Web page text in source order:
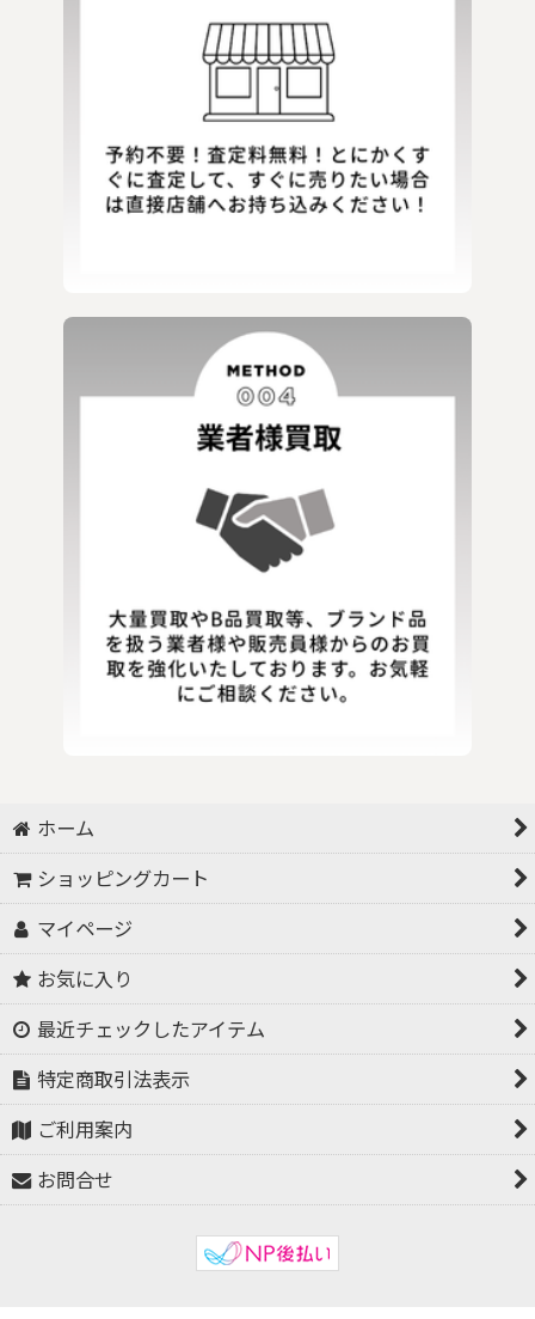
ホーム
ショッピングカート
マイページ
お気に入り
最近チェックしたアイテム
特定商取引法表示
ご利用案内
お問合せ